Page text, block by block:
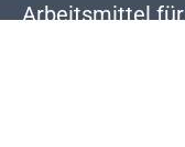
Arbeitsmittel